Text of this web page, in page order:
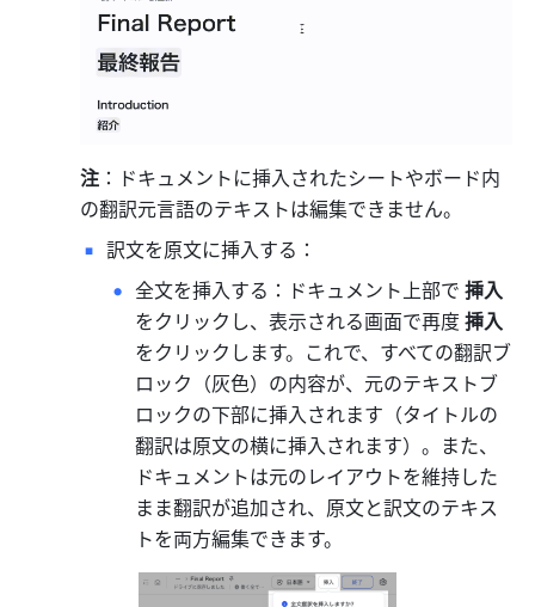
注 ：ドキュメントに挿入されたシートやボード内
の翻訳元言語のテキストは編集できません。
訳文を原文に挿入する：
全文を挿入する：ドキュメント上部で 挿入
をクリックし、表示される画面で再度 挿入
をクリックします。これで、すべての翻訳ブ
ロック（灰色）の内容が、元のテキストブ
ロックの下部に挿入されます（タイトルの
翻訳は原文の横に挿入されます）。また、
ドキュメントは元のレイアウトを維持した
まま翻訳が追加され、原文と訳文のテキス
トを両方編集できます。